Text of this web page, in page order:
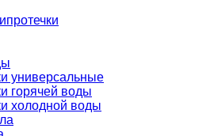
универсальные
горячей воды
холодной воды